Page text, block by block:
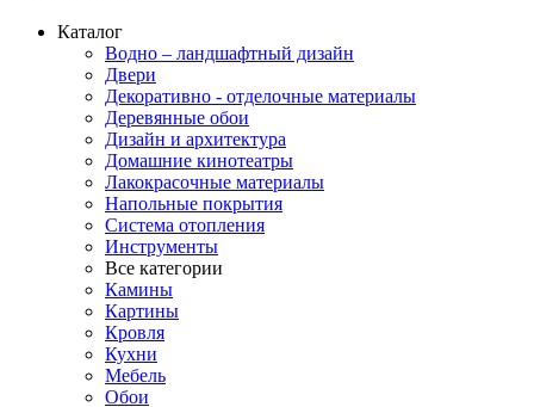
Каталог
Водно – ландшафтный дизайн
Двери
Декоративно - отделочные материалы
Деревянные обои
Дизайн и архитектура
Домашние кинотеатры
Лакокрасочные материалы
Напольные покрытия
Система отопления
Инструменты
Все категории
Камины
Картины
Кровля
Кухни
Мебель
Обои